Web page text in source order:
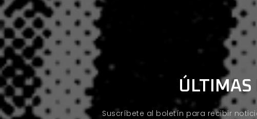
ÚLTIMAS
Suscríbete al boletín para recibir